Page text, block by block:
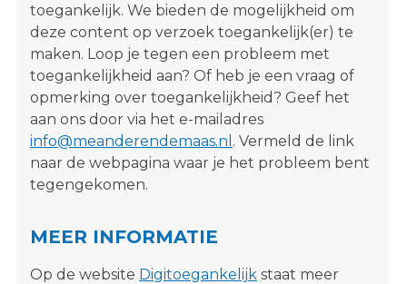
toegankelijk. We bieden de mogelijkheid om
deze content op verzoek toegankelijk(er) te
maken. Loop je tegen een probleem met
toegankelijkheid aan? Of heb je een vraag of
opmerking over toegankelijkheid? Geef het
aan ons door via het e-mailadres
info@meanderendemaas.nl . Vermeld de link
naar de webpagina waar je het probleem bent
tegengekomen.
MEER INFORMATIE
Op de website Digitoegankelijkstaat meer